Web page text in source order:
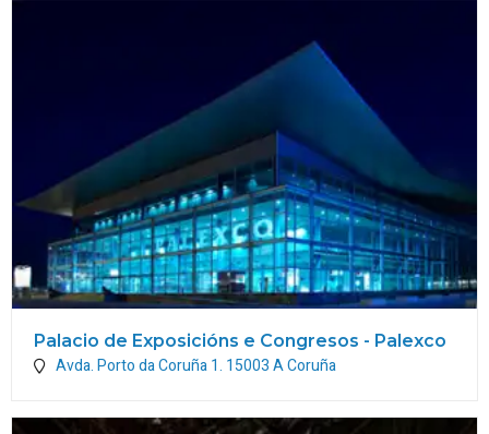
Palacio de Exposicións e Congresos - Palexco
Avda. Porto da Coruña 1. 15003A Coruña